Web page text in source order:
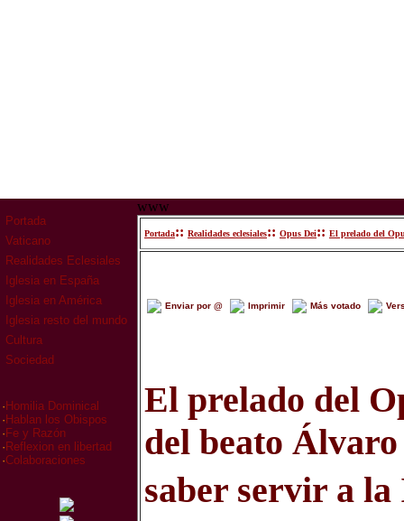
Portada
Vaticano
Realidades Eclesiales
Iglesia en España
Iglesia en América
Iglesia resto del mundo
Cultura
Sociedad
· Homilia Dominical
· Hablan los Obispos
· Fe y Razón
· Reflexion en libertad
·Colaboraciones
www
Portada:: Realidades eclesiales:: Opus Dei:: El prelado del
Enviar por @ Imprimir Más votado
El prelado del
del beato
saber servir a